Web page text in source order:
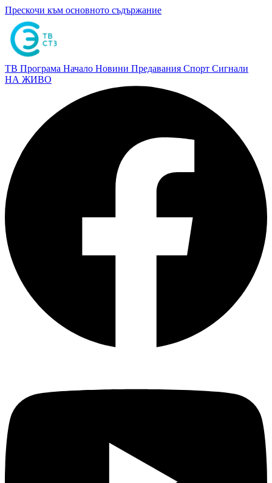
Прескочи към основното съдържание
ТВ Програма Начало Новини Предавания Спорт Сигнали
НА ЖИВО